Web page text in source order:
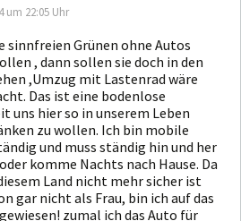
um 22:05 Uhr
sinnfreien Grünen ohne Autos
, dann sollen sie doch in den
,Umzug mit Lastenrad wäre
Das ist eine bodenlose
uns hier so in unserem Leben
zu wollen. Ich bin mobile
und muss ständig hin und her
komme Nachts nach Hause. Da
Land nicht mehr sicher ist
gar nicht als Frau, bin ich auf das
zumal ich das Auto für